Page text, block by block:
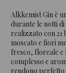
Alkkemist Gin è
durante le notti
realizzato con
moscato e fiori
fresco, floreale e
complesso e
rendono perfetto